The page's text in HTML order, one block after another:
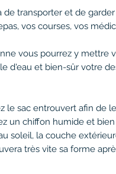
de transporter et de
vos courses, vos
vous pourrez y mettre
d'eau et bien-sûr votre
le sac entrouvert afin de
un chiffon humide et bien
soleil, la couche
très vite sa forme